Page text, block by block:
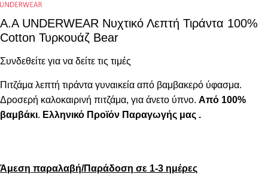
A.A UNDERWEAR Νυχτικό Λεπτή Τιράντα 100%
Cotton Τυρκουάζ Bear
Συνδεθείτε για να δείτε τις τιμές
Πιτζάμα λεπτή τιράντα γυναικεία από βαμβακερό ύφασμα.
Δροσερή καλοκαιρινή πιτζάμα, για άνετο ύπνο. Από 100%
βαμβάκι. Ελληνικό Προϊόν Παραγωγής μας .
Άμεση παραλαβή/Παράδοση σε 1-3 ημέρες